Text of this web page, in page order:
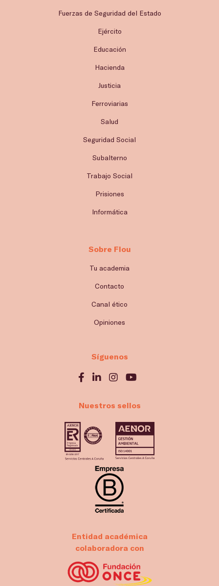
Fuerzas de Seguridad del Estado
Ejército
Educación
Hacienda
Justicia
Ferroviarias
Salud
Seguridad Social
Subalterno
Trabajo Social
Prisiones
Informática
Sobre Flou
Tu academia
Contacto
Canal ético
Opiniones
Síguenos
Nuestros sellos
Entidad académica
colaboradora con